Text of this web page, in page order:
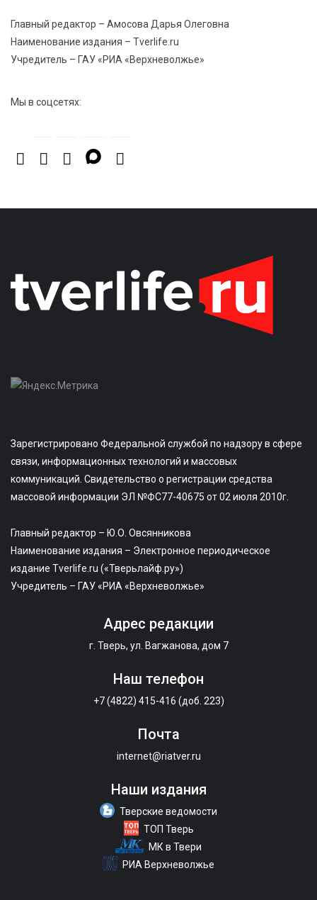
В Твери обновили отделение гнойной хирургии
Главный редактор – Амосова Дарья Олеговна
Наименование издания – Tverlife.ru
Учредитель – ГАУ «РИА «Верхневолжье»
Мы в соцсетях:
Зарегистрировано Федеральной службой по надзору в сфере
связи, информационных технологий и массовых
коммуникаций. Свидетельство о регистрации средства
массовой информации ЭЛ №ФС77-40675 от 02 июля 2010г.
Главный редактор – Ю.О. Овсянникова
Наименование издания – Электронное периодическое
издание Tverlife.ru («Тверьлайф.ру»)
Учредитель – ГАУ «РИА «Верхневолжье»
Адрес редакции
г. Тверь, ул. Вагжанова, дом 7
Наш телефон
+7 (4822) 415-416 (доб. 223)
Почта
internet@riatver.ru
Наши издания
Тверские ведомости
ТОП Тверь
МК в Твери
РИА Верхневолжье